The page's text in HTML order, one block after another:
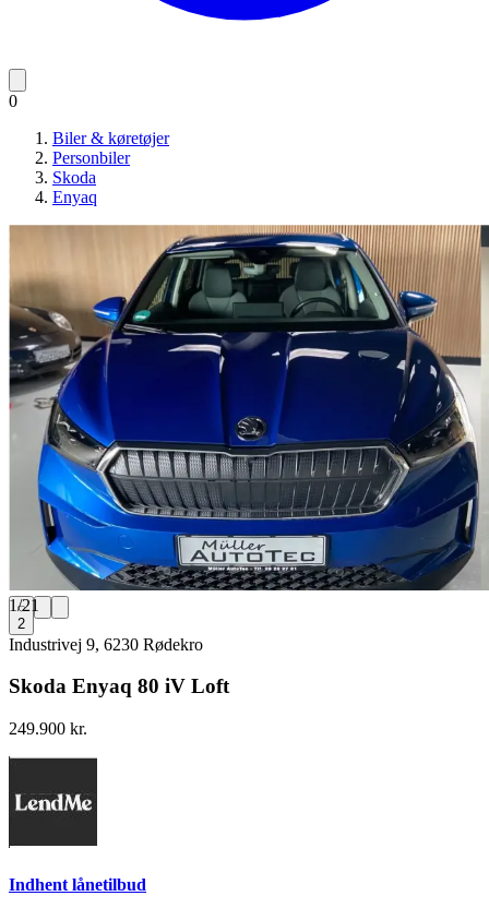
0
Biler & køretøjer
Personbiler
Skoda
Enyaq
1/21
2
Industrivej 9, 6230 Rødekro
Skoda Enyaq 80 iV Loft
249.900 kr.
Indhent lånetilbud